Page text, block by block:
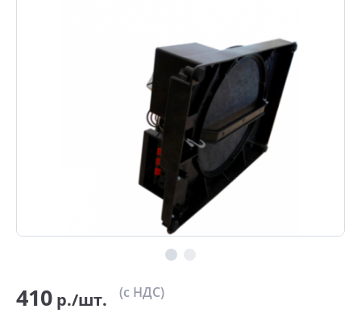
410 р./шт. (с НДС)